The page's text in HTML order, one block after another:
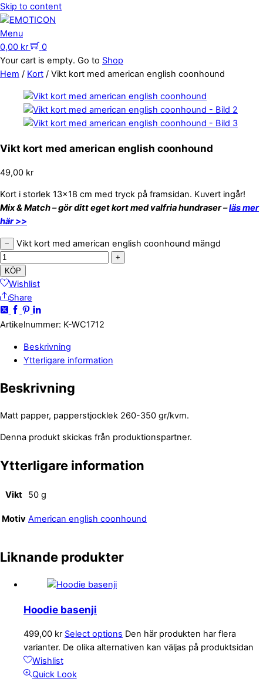
Skip to content
Menu
0,00 kr
0
Your cart is empty. Go to Shop
Hem / Kort / Vikt kort med american english coonhound
Vikt kort med american english coonhound
49,00 kr
Kort i storlek 13×18 cm med tryck på framsidan. Kuvert ingår!
Mix & Match – gör ditt eget kort med valfria hundraser –läs mer
här >>
− Vikt kort med american english coonhound mängd
+
KÖP
Wishlist
Share
Artikelnummer: K-WC1712
Beskrivning
Ytterligare information
Beskrivning
Matt papper, papperstjocklek 260-350 gr/kvm.
Denna produkt skickas från produktionspartner.
Ytterligare information
Vikt 50 g
Motiv American english coonhound
Liknande produkter
Hoodie basenji
499,00 kr Select options Den här produkten har flera
varianter. De olika alternativen kan väljas på produktsidan
Wishlist
Quick Look